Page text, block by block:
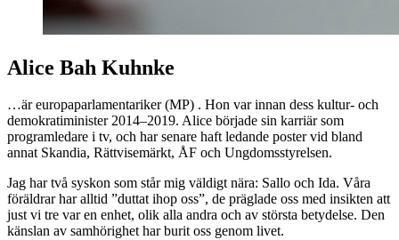
Alice Bah Kuhnke
…är europaparlamentariker (MP) . Hon var innan dess kultur- och
demokratiminister 2014–2019. Alice började sin karriär som
programledare i tv, och har senare haft ledande poster vid bland
annat Skandia, Rättvisemärkt, ÅF och Ungdomsstyrelsen.
Jag har två syskon som står mig väldigt nära: Sallo och Ida. Våra
föräldrar har alltid ”duttat ihop oss”, de präglade oss med insikten att
just vi tre var en enhet, olik alla andra och av största betydelse. Den
känslan av samhörighet har burit oss genom livet.